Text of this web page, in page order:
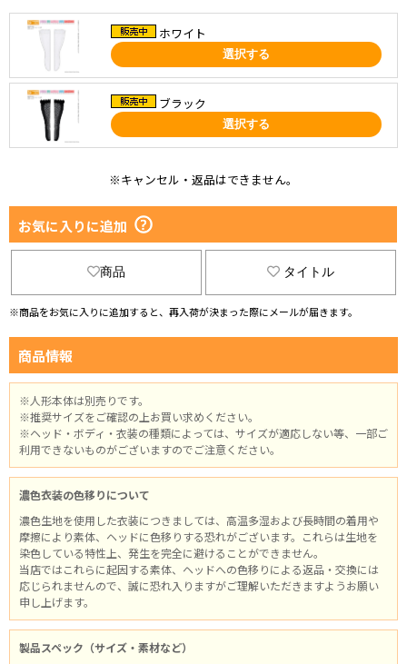
ホワイト
選択する
ブラック
選択する
※キャンセル・返品はできません。
お気に入りに追加
商品 タイトル
※商品をお気に入りに追加すると、再入荷が決まった際にメールが届きます。
商品情報
※人形本体は別売りです。
※推奨サイズをご確認の上お買い求めください。
※ヘッド・ボディ・衣装の種類によっては、サイズが適応しない等、一部ご
利用できないものがございますのでご注意ください。
濃色衣装の色移りについて
濃色生地を使用した衣装につきましては、高温多湿および長時間の着用や
摩擦により素体、ヘッドに色移りする恐れがございます。これらは生地を
染色している特性上、発生を完全に避けることができません。
当店ではこれらに起因する素体、ヘッドへの色移りによる返品・交換には
応じられませんので、誠に恐れ入りますがご理解いただきますようお願い
申し上げます。
製品スペック（サイズ・素材など）